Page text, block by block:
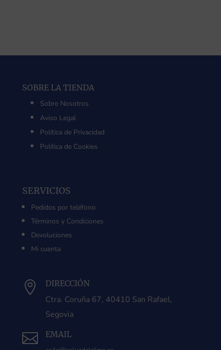
SOBRE LA TIENDA
Sobre Nosotros
Aviso Legal
Política de Privacidad
Política de Cookies
SERVICIOS
Pedidos por teléfono
Términos y Condiciones
Devoluciones
Mi cuenta
 DIRECCIÓN
Ctra. Coruña 67, 40410 San Rafael,
Segovia
 EMAIL